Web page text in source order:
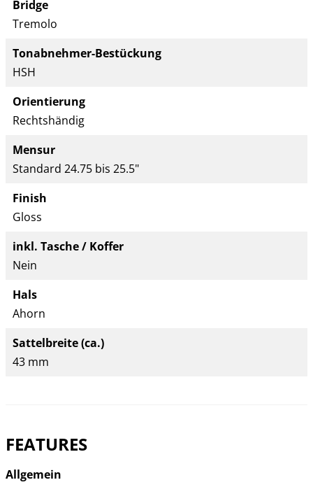
Bridge
Tremolo
Tonabnehmer-Bestückung
HSH
Orientierung
Rechtshändig
Mensur
Standard 24.75 bis 25.5"
Finish
Gloss
inkl. Tasche / Koffer
Nein
Hals
Ahorn
Sattelbreite (ca.)
43 mm
FEATURES
Allgemein